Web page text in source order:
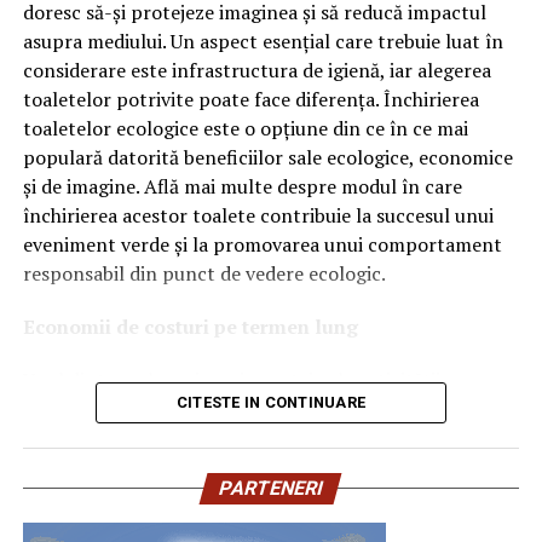
Ce înseamnă Ravenol VMP?
DenumireaVMPidentifică o gamă de uleiuri dezvoltate
pentru motoare moderne care necesită performanțe
ridicate și compatibilitate cu numeroase specificații ale
constructorilor auto.
Acest produs este destinat în special motoarelor
moderne pe benzină și diesel, inclusiv celor echipate cu:
catalizatoare moderne;
sisteme Start-Stop.
Una dintre cele mai importante caracteristici ale acestui
doresc să-și protejeze imaginea și să reducă impactul
asupra mediului. Un aspect esențial care trebuie luat în
considerare este infrastructura de igienă, iar alegerea
toaletelor potrivite poate face diferența. Închirierea
toaletelor ecologice este o opțiune din ce în ce mai
populară datorită beneficiilor sale ecologice, economice
și de imagine. Află mai multe despre modul în care
închirierea acestor toalete contribuie la succesul unui
eveniment verde și la promovarea unui comportament
responsabil din punct de vedere ecologic.
Economii de costuri pe termen lung
Unul dintre cele mai mari avantaje ale activității
închiriere toalete ecologiceeste economia de costuri.
termen lung, aceasta este o opțiune mai rentabilă decât
construirea unei infrastructuri permanente de toalete.
Toaletele ecologice nu necesită conexiuni complexe la
CITESTE IN CONTINUARE
PARTENERI